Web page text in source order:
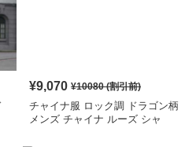
¥9,070 ¥10080(割引前)
チャイナ服 ロック調 ドラゴン柄
メンズ チャイナ ルーズ シャ